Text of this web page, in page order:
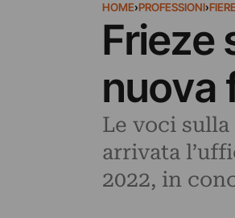
HOME›PROFESSIONI›FIERE
Frieze
nuova
Le voci
arrivata
2022, in